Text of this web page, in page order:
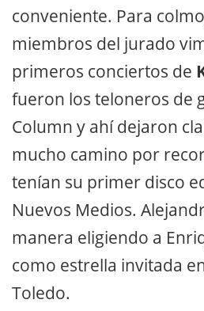
conveniente. Para
miembros del jurado
primeros conciertos de
fueron los teloneros de
Column y ahí dejaron
mucho camino por
tenían su primer disco
Nuevos Medios.
manera eligiendo a
como estrella invitada
Toledo.